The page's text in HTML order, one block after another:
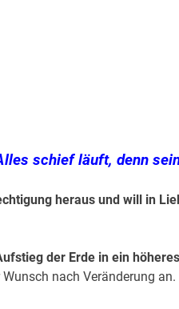
schief läuft, denn
heraus und will in
der Erde in ein
nach Veränderung an.